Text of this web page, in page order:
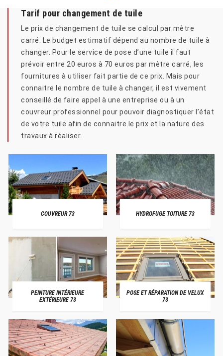
Tarif pour changement de tuile
Le prix de changement de tuile se calcul par mètre
carré. Le budget estimatif dépend au nombre de tuile à
changer. Pour le service de pose d’une tuile il faut
prévoir entre 20 euros à 70 euros par mètre carré, les
fournitures à utiliser fait partie de ce prix. Mais pour
connaitre le nombre de tuile à changer, il est vivement
conseillé de faire appel à une entreprise ou à un
couvreur professionnel pour pouvoir diagnostiquer l’état
de votre tuile afin de connaitre le prix et la nature des
travaux à réaliser.
COUVREUR 73 HYDROFUGE TOITURE 73
PEINTURE INTÉRIEURE
EXTÉRIEURE 73
POSE ET RÉPARATION DE VELUX
73